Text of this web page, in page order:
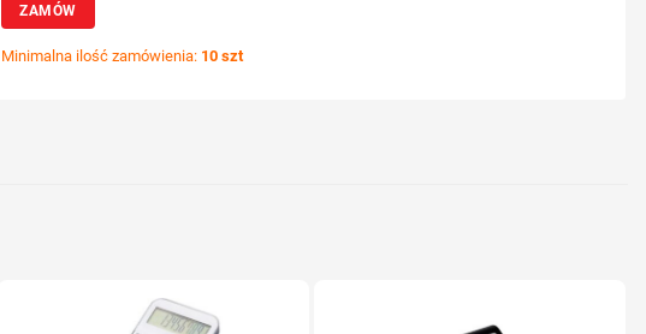
ZAMÓW
Minimalna ilość zamówienia: 10 szt